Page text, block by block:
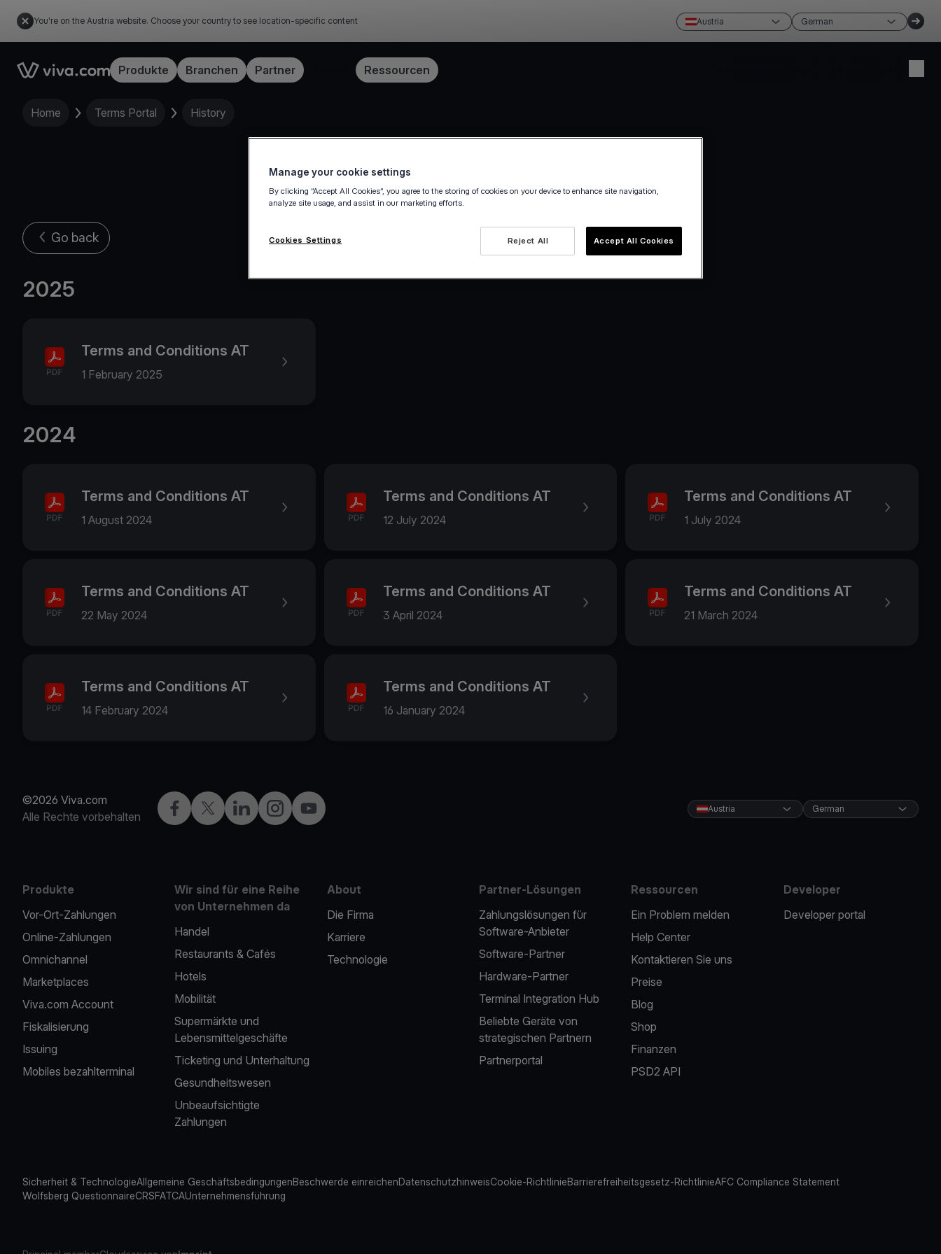
You're on the Austria website. Choose your country to see location-specific content Austria German
Link to the homepageProdukte Branchen Partner Ressourcen
Home Terms Portal History
History
Go back
2025
Terms and Conditions AT
1 February 2025
2024
Terms and Conditions AT
1 August 2024
Terms and Conditions AT
12 July 2024
Terms and Conditions AT
1 July 2024
Terms and Conditions AT
22 May 2024
Terms and Conditions AT
3 April 2024
Terms and Conditions AT
21 March 2024
Terms and Conditions AT
14 February 2024
Terms and Conditions AT
16 January 2024
©2026 Viva.com
Alle Rechte vorbehalten
Facebook
X LinkedInInstagramYouTube Austria German
Produkte
Vor-Ort-Zahlungen
Online-Zahlungen
Omnichannel
Marketplaces
Viva.com Account
Fiskalisierung
Issuing
Mobiles bezahlterminal
Wir sind für eine Reihe
von Unternehmen da
Handel
Restaurants & Cafés
Hotels
Mobilität
Supermärkte und
Lebensmittelgeschäfte
Ticketing und Unterhaltung
Gesundheitswesen
Unbeaufsichtigte
Zahlungen
About
Die Firma
Karriere
Technologie
Partner-Lösungen
Zahlungslösungen für
Software-Anbieter
Software-Partner
Hardware-Partner
Terminal Integration Hub
Beliebte Geräte von
strategischen Partnern
Partnerportal
Ressourcen
Ein Problem melden
Help Center
Kontaktieren Sie uns
Preise
Blog
Shop
Finanzen
PSD2 API
Developer
Developer portal
Sicherheit & TechnologieAllgemeine GeschäftsbedingungenBeschwerde einreichenDatenschutzhinweisCookie-RichtlinieBarrierefreiheitsgesetz-RichtlinieAFC Compliance Statement
Wolfsberg QuestionnaireCRSFATCAUnternehmensführung
Manage your cookie settings
By clicking “Accept All Cookies”, you agree to the storing of cookies on your device to enhance site navigation,
analyze site usage, and assist in our marketing efforts.
Reject All Accept All Cookies
Cookies Settings